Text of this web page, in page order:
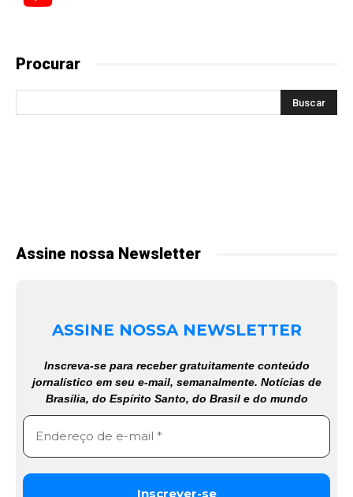
Procurar
Assine nossa Newsletter
ASSINE NOSSA NEWSLETTER
Inscreva-se para receber gratuitamente conteúdo
jornalístico em seu e-mail, semanalmente. Notícias de
Brasília, do Espírito Santo, do Brasil e do mundo